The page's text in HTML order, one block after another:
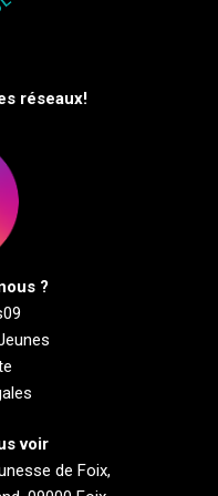
réseaux!
?
voir
de Foix,